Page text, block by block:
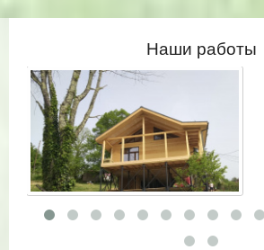
Наши работы